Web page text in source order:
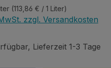
(113,86 € / 1 Liter)
zzgl. Versandkosten
Lieferzeit 1-3 Tage